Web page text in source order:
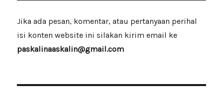
Jika ada pesan, komentar, atau pertanyaan perihal
isi konten website ini silakan kirim email ke
paskalinaaskalin@gmail.com